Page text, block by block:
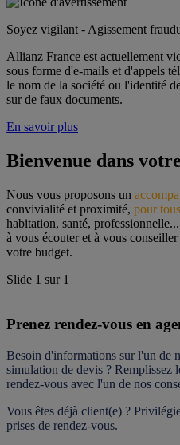
Soyez vigilant - Agissement
Allianz France est actuellement
sous forme d'e-mails et d'appels
le nom de la société ou l'identité
sur de faux documents.
En savoir plus
Bienvenue dans
Nous vous proposons un
convivialité et proximité, pour
habitation, santé,
à vous écouter et à vous
votre budget.
Slide 1 sur 1
Prenez rendez-vous en
Besoin d'informations sur l'un de
simulation de devis ? Remplissez
rendez-vous avec l'un de nos
Vous êtes déjà client(e) ?
prises de rendez-vous.